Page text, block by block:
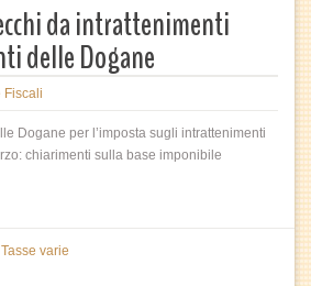
da intrattenimenti
delle Dogane
Fiscali
Dogane per l’imposta sugli intrattenimenti
chiarimenti sulla base imponibile
varie